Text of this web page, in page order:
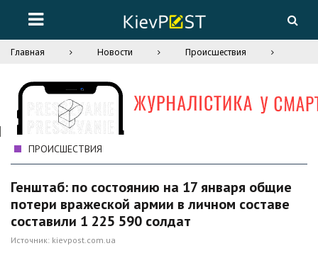
Главная Новости Происшествия
ПРОИСШЕСТВИЯ
Генштаб: по состоянию на 17 января общие
потери вражеской армии в личном составе
составили 1 225 590 солдат
Источник: kievpost.com.ua